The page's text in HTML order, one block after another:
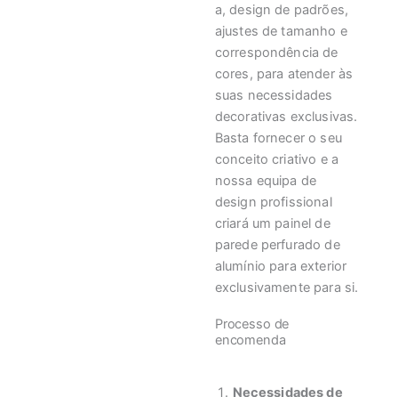
a, design de padrões,
ajustes de tamanho e
correspondência de
cores, para atender às
suas necessidades
decorativas exclusivas.
Basta fornecer o seu
conceito criativo e a
nossa equipa de
design profissional
criará um painel de
parede perfurado de
alumínio para exterior
exclusivamente para si.
Processo de
encomenda
Necessidades de